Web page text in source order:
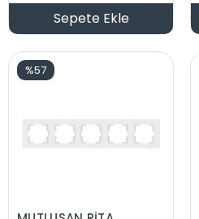
Sepete Ekle
%57